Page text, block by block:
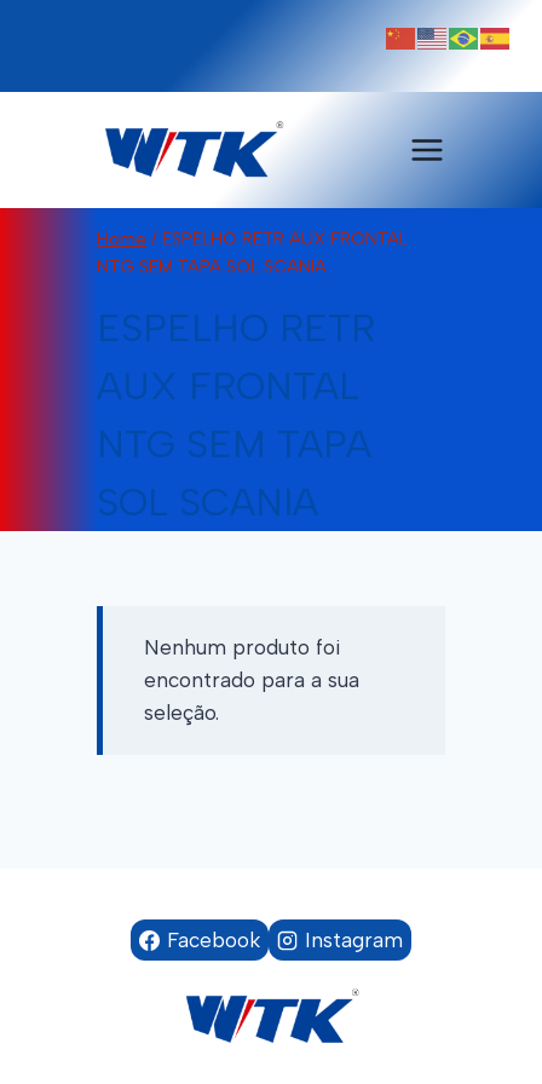
Home / ESPELHO RETR AUX FRONTAL
NTG SEM TAPA SOL SCANIA
ESPELHO RETR
AUX FRONTAL
NTG SEM TAPA
SOL SCANIA
Nenhum produto foi
encontrado para a sua
seleção.
Facebook Instagram